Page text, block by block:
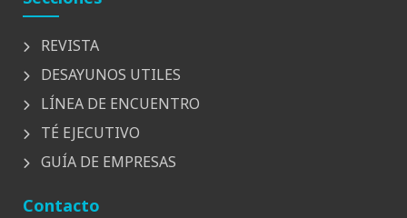
REVISTA
DESAYUNOS UTILES
LÍNEA DE ENCUENTRO
TÉ EJECUTIVO
GUÍA DE EMPRESAS
Contacto